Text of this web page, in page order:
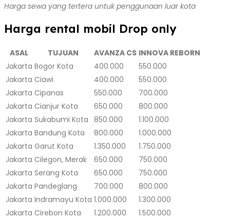
Harga sewa yang tertera untuk penggunaan luar kota
Harga rental mobil Drop only
ASAL TUJUAN AVANZA CS INNOVA REBORN
Jakarta Bogor Kota 400.000
550.000
Jakarta Ciawi 400.000
550.000
Jakarta Cipanas 550.000
700.000
Jakarta Cianjur Kota 650.000
800.000
Jakarta Sukabumi Kota 850.000
1.100.000
Jakarta Bandung Kota 800.000
1.000.000
Jakarta Garut Kota 1.350.000
1.750.000
Jakarta Cilegon, Merak 650.000
750.000
Jakarta Serang Kota 650.000
750.000
Jakarta Pandeglang 700.000
800.000
Jakarta Indramayu Kota 1.000.000
1.300.000
Jakarta Cirebon Kota 1.200.000
1.500.000